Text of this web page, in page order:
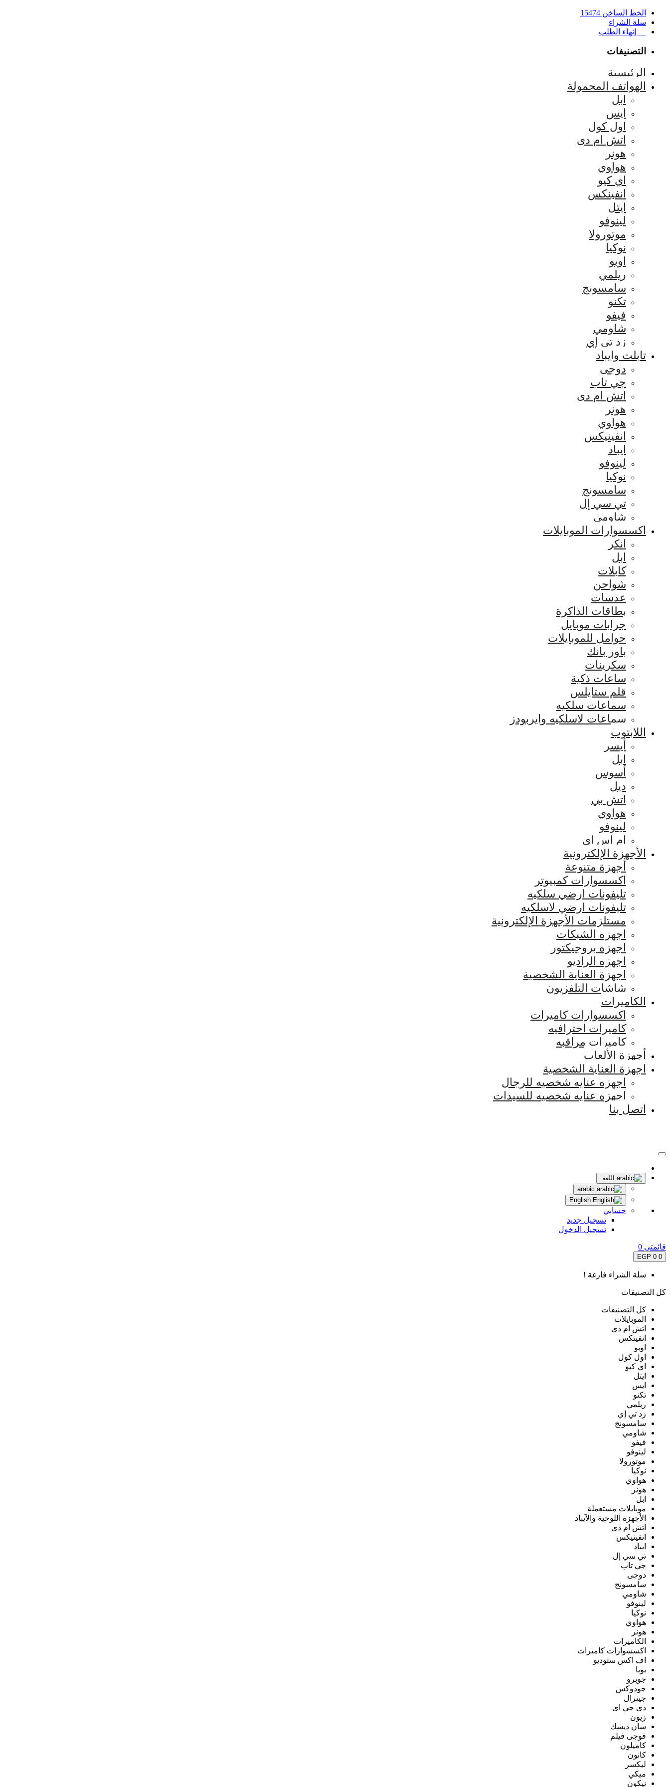
الخط الساخن 15474
سلة الشراء
إنهاء الطلب
التصنيفات
الرئيسية
الهواتف المحمولة
ابل
ايس
اول كول
اتش ام دى
هونر
هواوي
اي كيو
انفينكس
ايتل
لينوفو
موتورولا
نوكيا
اوبو
ريلمي
سامسونج
تكنو
فيفو
شاومي
زد تي إي
تابلت وايباد
دوجى
جي تاب
اتش ام دى
هونر
هواوي
انفينيكس
ايباد
لينوفو
نوكيا
سامسونج
تي سي إل
شاومي
اكسسوارات الموبايلات
انكر
ابل
كابلات
شواحن
عدسات
بطاقات الذاكرة
جرابات موبايل
حوامل للموبايلات
باور بانك
سكرينات
ساعات ذكية
قلم ستايلس
سماعات سلكيه
سماعات لاسلكيه وايربودز
اللابتوب
أيسر
ابل
أسوس
ديل
اتش بي
هواوي
لينوفو
ام اس اي
الأجهزة الإلكترونية
أجهزة متنوعة
اكسسوارات كمبيوتر
تليفونات ارضي سلكيه
تليفونات ارضي لاسلكيه
مستلزمات الأجهزة الإلكترونية
اجهزه الشبكات
اجهزه بروجيكتور
اجهزه الراديو
اجهزة العناية الشخصية
شاشات التلفزيون
الكاميرات
اكسسوارات كاميرات
كاميرات احترافيه
كاميرات مراقبه
أجهزة الألعاب
اجهزة العناية الشخصية
اجهزه عنايه شخصيه للرجال
اجهزه عنايه شخصيه للسيدات
اتصل بنا
اللغة
حسابي
تسجيل جديد
تسجيل الدخول
قائمتى 0
0
0 EGP
سلة الشراء فارغة !
كل التصنيفات
كل التصنيفات
الموبايلات
اتش ام دى
انفينكس
اوبو
اول كول
اي كيو
ايتل
ايس
تكنو
ريلمي
زد تي إي
سامسونج
شاومي
فيفو
لينوفو
موتورولا
نوكيا
هواوي
هونر
ابل
موبايلات مستعملة
الأجهزة اللوحية والآيباد
اتش ام دى
انفينيكس
ايباد
تي سي إل
جي تاب
دوجى
سامسونج
شاومي
لينوفو
نوكيا
هواوي
هونر
الكاميرات
اكسسوارات كاميرات
اف اكس ستوديو
بويا
جوبرو
جودوكس
جينرال
دى جي اى
زيون
سان ديسك
فوجى فيلم
كاميلون
كانون
ليكسر
ميكي
نيكون